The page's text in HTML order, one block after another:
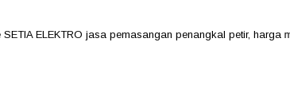
ELEKTRO jasa pemasangan penangkal petir, harga